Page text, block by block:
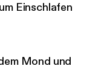
und Serien
mal in unseren
wir dich mit in
Einschlafen
Mond und